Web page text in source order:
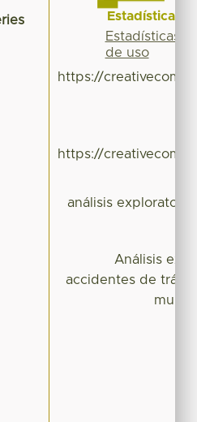
https://
https://
análisis
Análisis
accidentes de
Estadísticas
Estadísticas
de uso